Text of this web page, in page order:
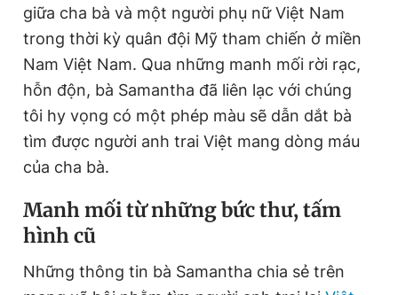
Đọc Thanh Niên trên điện thoại
Theo dõi báo trên
0906 645 777 0908 780 404
giữa cha bà và một người phụ nữViệt Nam
trong thời kỳ quân đội Mỹ tham chiến ở miền
Nam Việt Nam. Qua những manh mối rời rạc,
hỗn độn, bà Samantha đã liên lạc với chúng
tôi hy vọng có một phép màu sẽ dẫn dắt bà
tìm được người anh trai Việt mang dòng máu
của cha bà.
Manh mối từ những bức thư, tấm
hình cũ
Những thông tin bà Samantha chia sẻ trên